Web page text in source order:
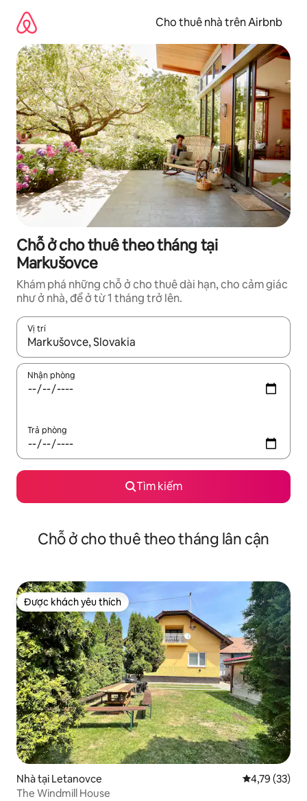
dung
Cho thuê nhà trên Airbnb
Chỗ ở cho thuê theo tháng tại
Markušovce
Khám phá những chỗ ở cho thuê dài hạn, cho cảm giác
như ở nhà, để ở từ 1 tháng trở lên.
Vị trí
Khi có kết quả, hãy điều hướng bằng phím mũi tên lên và
Nhận phòng
Trả phòng
Tìm kiếm
Chỗ ở cho thuê theo tháng lân cận
Được khách yêu thích
Được khách yêu thích
Nhà tại Letanovce Xếp hạng
4,79 (33)
The Windmill House